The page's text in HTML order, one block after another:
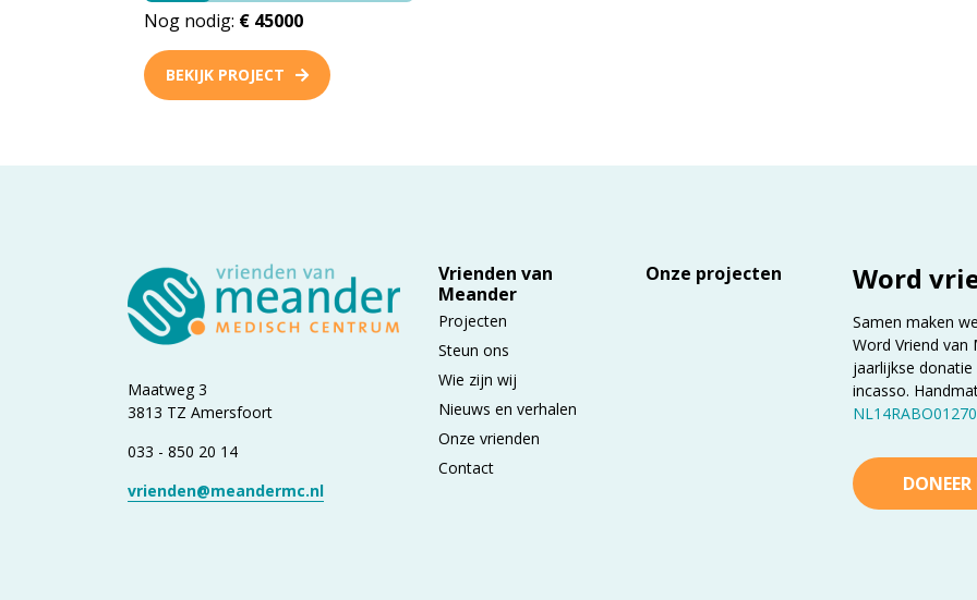
Nog nodig: € 45000
BEKIJK PROJECT
Maatweg 3
3813 TZ Amersfoort
033 - 850 20 14
vrienden@meandermc.nl
Vrienden van
Meander
Projecten
Steun ons
Wie zijn wij
Nieuws en verhalen
Onze vrienden
Contact
Onze projecten Word
Samen maken
Word Vriend
jaarlijkse
incasso.